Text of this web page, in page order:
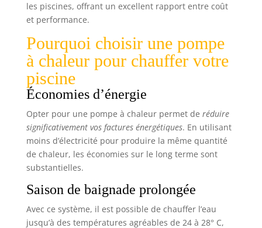
les piscines, offrant un excellent rapport entre coût
et performance.
Pourquoi choisir une pompe
à chaleur pour chauffer votre
piscine
Économies d’énergie
Opter pour une pompe à chaleur permet de réduire
significativement vos factures énergétiques. En utilisant
moins d’électricité pour produire la même quantité
de chaleur, les économies sur le long terme sont
substantielles.
Saison de baignade prolongée
Avec ce système, il est possible de chauffer l’eau
jusqu’à des températures agréables de 24 à 28° C,